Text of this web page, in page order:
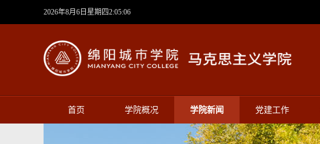
2026年8月6日星期四2:05:06
首页 学院概况 学院新闻 党建工作